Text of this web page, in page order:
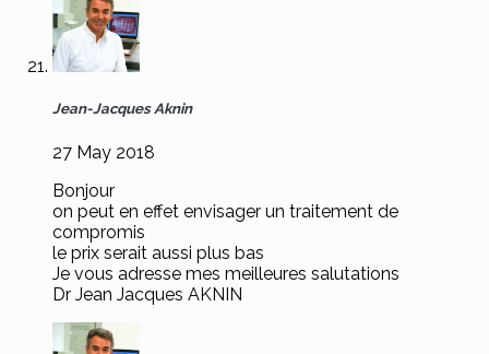
Jean-Jacques Aknin
27 May 2018
Bonjour
on peut en effet envisager un traitement de
compromis
le prix serait aussi plus bas
Je vous adresse mes meilleures salutations
Dr Jean Jacques AKNIN